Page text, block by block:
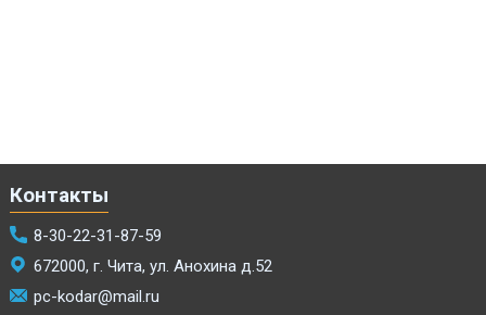
Контакты
8-30-22-31-87-59
672000, г. Чита, ул. Анохина д.52
pc-kodar@mail.ru